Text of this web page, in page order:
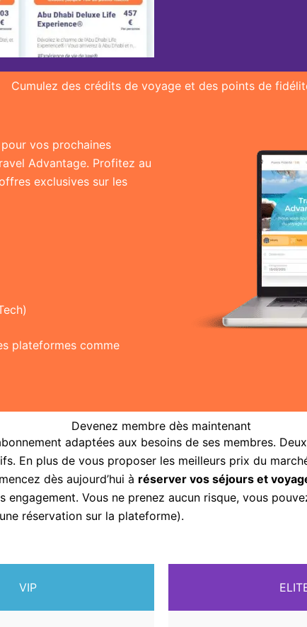
Cumulez des crédits de voyage et des points de
vos prochaines
Advantage. Profitez au
exclusives sur les
plateformes comme
Devenez membre dès maintenant
adaptées aux besoins de ses membres.
En plus de vous proposer les meilleurs prix du
dès aujourd’hui à réserver vos séjours et
engagement. Vous ne prenez aucun risque, vous
réservation sur la plateforme).
VIP